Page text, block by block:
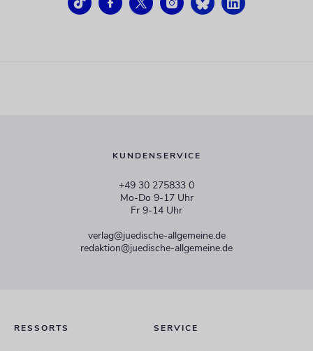
KUNDENSERVICE
+49 30 275833 0
Mo-Do 9-17 Uhr
Fr 9-14 Uhr
verlag@juedische-allgemeine.de
redaktion@juedische-allgemeine.de
RESSORTS SERVICE